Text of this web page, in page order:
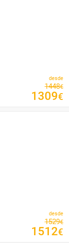
desde
1448€
1309€
desde
1529€
1512€